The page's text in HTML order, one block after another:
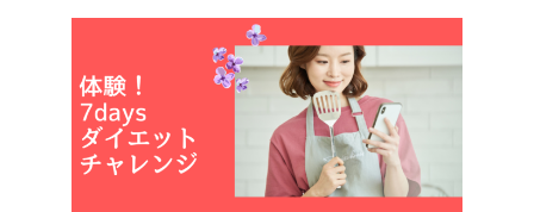
会社概要